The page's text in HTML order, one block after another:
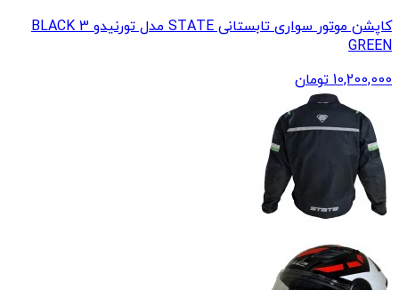
کاپشن موتور سواری تابستانی STATE مدل تورنیدو 3 BLACK
GREEN
10,200,000 تومان